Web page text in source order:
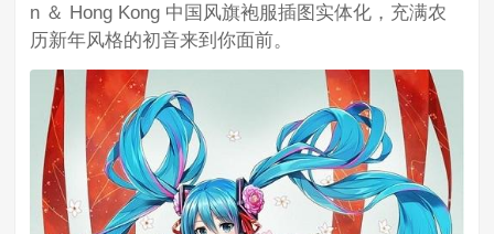
n ＆ Hong Kong 中国风旗袍服插图实体化，充满农
历新年风格的初音来到你面前。